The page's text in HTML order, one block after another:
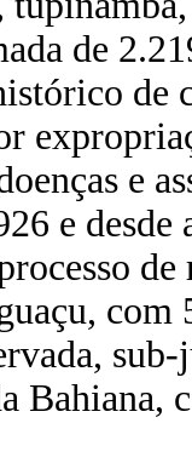
de
de
e
e desde
de
com
Bahiana,